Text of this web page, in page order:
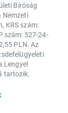
Bíróság
Nemzeti
KRS szám:
szám: 527-24-
PLN. Az
Lengyel
tartozik.